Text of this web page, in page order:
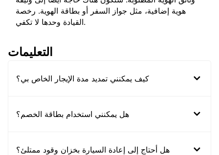
هوية إضافية، مثل جواز السفر أو بطاقة الهوية. رخصة
القيادة وحدها لا تكفي.
التعليمات
كيف يمكنني تمديد مدة الإيجار الخاص بي؟
هل يمكنني استخدام بطاقة الخصم؟
هل أحتاج إلى إعادة السيارة بخزان وقود ممتلئ؟